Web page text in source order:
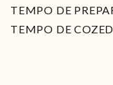
TEMPO DE
TEMPO DE